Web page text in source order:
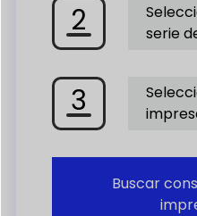
2
serie
3
Buscar